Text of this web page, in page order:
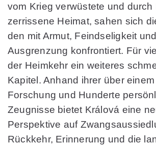
vom Krieg verwüstete und durch
zerrissene Heimat, sahen sich
den mit Armut, Feindseligkeit
Ausgrenzung konfrontiert. Für
der Heimkehr ein weiteres
Kapitel. Anhand ihrer über
Forschung und Hunderte
Zeugnisse bietet Králová eine
Perspektive auf
Rückkehr, Erinnerung und die